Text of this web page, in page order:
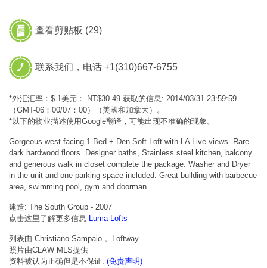
查看剪贴板 (29)
联系我们，电话 +1(310)667-6755
*外汇汇率：$ 1美元： NT$30.49 获取的信息: 2014/03/31 23:59:59
（GMT-06：00/07：00）（美國和加拿大）。
*以下的物业描述使用Google翻译，可能出现不准确的现象。
Gorgeous west facing 1 Bed + Den Soft Loft with LA Live views. Rare
dark hardwood floors. Designer baths, Stainless steel kitchen, balcony
and generous walk in closet complete the package. Washer and Dryer
in the unit and one parking space included. Great building with barbecue
area, swimming pool, gym and doorman.
建造: The South Group - 2007
点击这里了解更多信息
Luma Lofts
列表由 Christiano Sampaio 。Loftway
照片由CLAW MLS提供
资料被认为正确但是不保证. (免责声明)